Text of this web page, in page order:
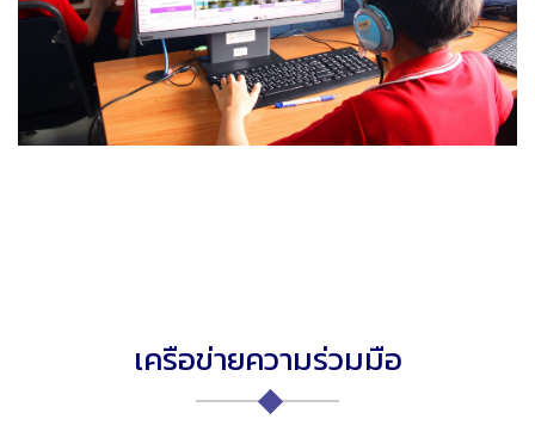
เครือข่ายความร่วมมือ